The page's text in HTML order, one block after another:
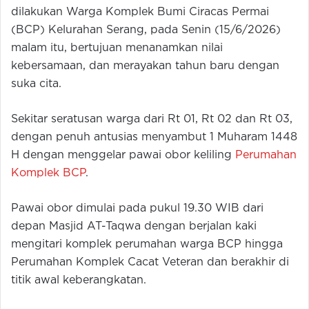
dilakukan Warga Komplek Bumi Ciracas Permai
(BCP) Kelurahan Serang, pada Senin (15/6/2026)
malam itu, bertujuan menanamkan nilai
kebersamaan, dan merayakan tahun baru dengan
suka cita.
Sekitar seratusan warga dari Rt 01, Rt 02 dan Rt 03,
dengan penuh antusias menyambut 1 Muharam 1448
H dengan menggelar pawai obor keliling Perumahan
Komplek BCP.
Pawai obor dimulai pada pukul 19.30 WIB dari
depan Masjid AT-Taqwa dengan berjalan kaki
mengitari komplek perumahan warga BCP hingga
Perumahan Komplek Cacat Veteran dan berakhir di
titik awal keberangkatan.